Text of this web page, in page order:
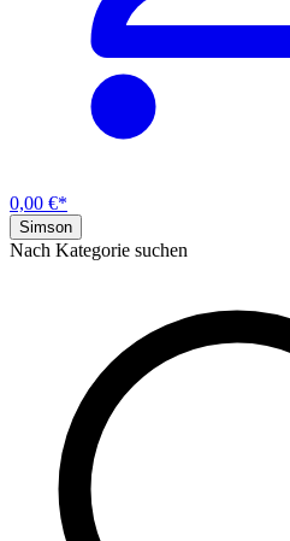
0,00 €*
Simson
Nach Kategorie suchen